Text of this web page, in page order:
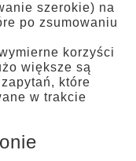
szerokie) na
po zsumowaniu
korzyści
większe są
które
w trakcie